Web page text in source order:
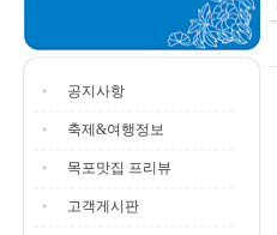
공지사항
축제&여행정보
목포맛집 프리뷰
고객게시판